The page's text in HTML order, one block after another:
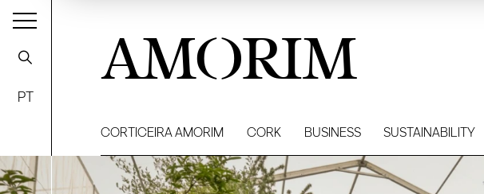
PT
AMORIM
CORTICEIRA AMORIM CORK BUSINESS SUSTAINABILITY